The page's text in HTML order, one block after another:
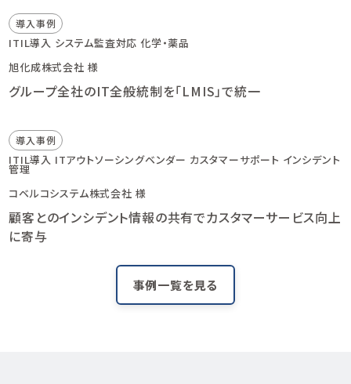
導入事例
ITIL導入 システム監査対応 化学・薬品
旭化成株式会社 様
グループ全社のIT全般統制を「LMIS」で統一
導入事例
ITIL導入 ITアウトソーシングベンダー カスタマーサポート インシデント
管理
コベルコシステム株式会社 様
顧客とのインシデント情報の共有でカスタマーサービス向上
に寄与
事例一覧を見る